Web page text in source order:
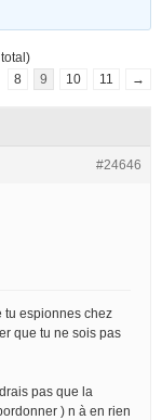
8 9 10 11 →
#24646
tu espionnes chez
que tu ne sois pas
pas que la
) n à en rien